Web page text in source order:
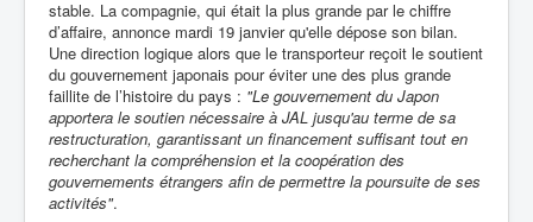
stable. La compagnie, qui était la plus grande par le chiffre
d’affaire, annonce mardi 19 janvier qu'elle dépose son bilan.
Une direction logique alors que le transporteur reçoit le soutient
du gouvernement japonais pour éviter une des plus grande
faillite de l’histoire du pays : "Le gouvernement du Japon
apportera le soutien nécessaire à JAL jusqu'au terme de sa
restructuration, garantissant un financement suffisant tout en
recherchant la compréhension et la coopération des
gouvernements étrangers afin de permettre la poursuite de ses
activités".